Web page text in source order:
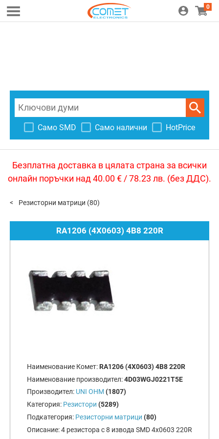
0
Само SMD Само налични HotPrice
Безплатна доставка в цялата страна за всички
онлайн поръчки над 40.00 € / 78.23 лв. (без ДДС).
Резисторни матрици (80)
RA1206 (4X0603) 4B8 220R
Наименование Комет: RA1206 (4X0603) 4B8 220R
Наименование производител:4D03WGJ0221T5E
Производител: UNI OHM (1807)
Категория: Резистори (5289)
Подкатегория: Резисторни матрици (80)
Описание:4 резистора с 8 извода SMD 4x0603 220R